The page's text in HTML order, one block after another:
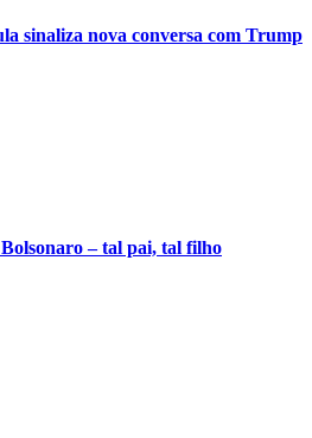
sinaliza nova conversa com Trump
– tal pai, tal filho